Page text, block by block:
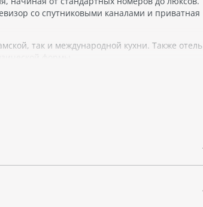
со спутниковыми каналами и приватная
так и международной кухни. Также отель
формы.
и снорклинга, что особо привлекательно